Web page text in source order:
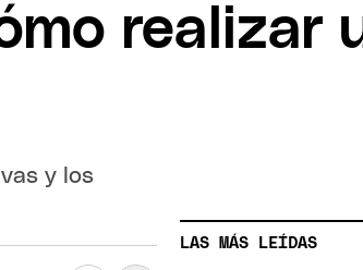
realizar
y los
LAS MÁS LEÍDAS